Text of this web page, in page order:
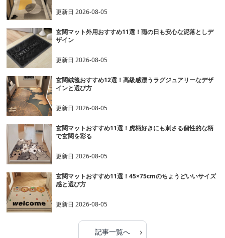
更新日2026-08-05
玄関マット外用おすすめ11選！雨の日も安心な泥落としデ
ザイン
更新日2026-08-05
玄関絨毯おすすめ12選！高級感漂うラグジュアリーなデザ
インと選び方
更新日2026-08-05
玄関マットおすすめ11選！虎柄好きにも刺さる個性的な柄
で玄関を彩る
更新日2026-08-05
玄関マットおすすめ11選！45×75cmのちょうどいいサイズ
感と選び方
更新日2026-08-05
記事一覧へ ›